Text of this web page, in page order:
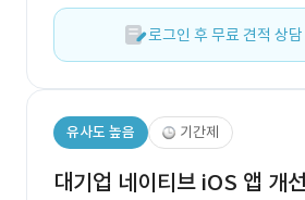
로그인 후 무료 견적 상
유사도 높음 기간제
대기업 네이티브 iOS 앱 개